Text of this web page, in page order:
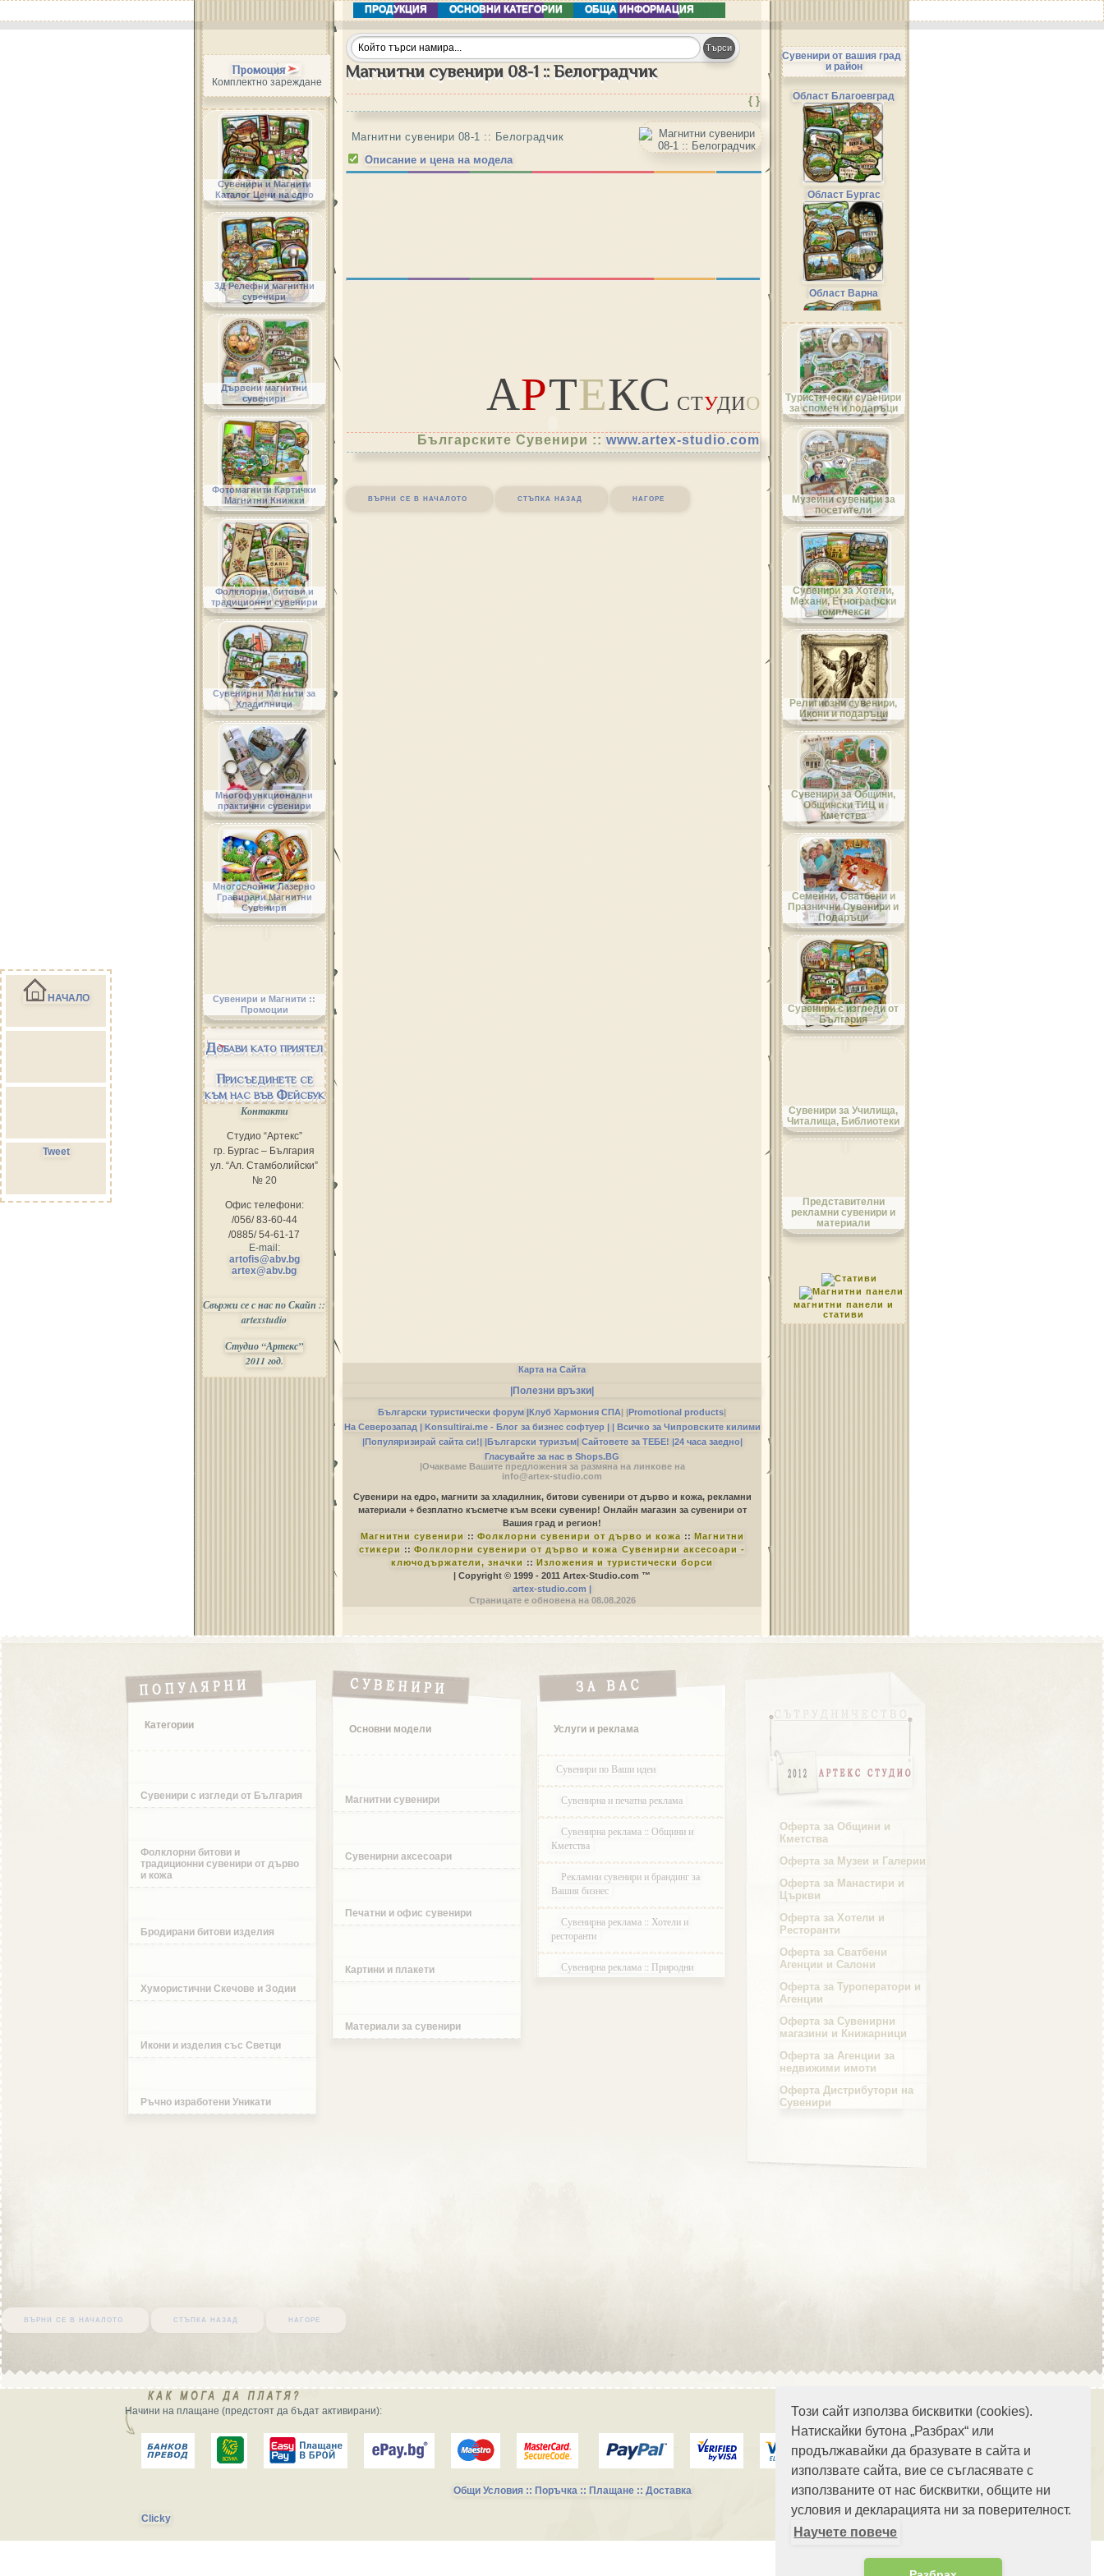
Този сайт използва бисквитки (cookies).
Натискайки бутона „Разбрах“ или
продължавайки да бразувате в сайта и
използвате сайта, вие се съгласявате с
използваните от нас бисквитки, общите ни
условия и декларацията ни за поверителност.
Научете повече
ПРОДУКЦИЯ ОСНОВНИ КАТЕГОРИИ ОБЩА ИНФОРМАЦИЯ
Магнитни сувенири 08-1 :: Белоградчик
{ }
Магнитни сувенири 08-1 :: Белоградчик
Описание и цена на модела
АРТЕКС СТУДИО
Българските Сувенири :: www.artex-studio.com
върни се в началото стъпка назад нагоре
Промоция
Комплектно зареждане
Сувенири и Магнити
Каталог Цени на едро
3Д Релефни магнитни
сувенири
Дървени магнитни
сувенири
Фотомагнити Картички
Магнитни Книжки
Фолклорни, битови и
традиционни сувенири
Сувенирни Магнити за
Хладилници
Многофункционални
практични сувенири
Многослойни Лазерно
Гравирани Магнитни
Сувенири
Сувенири и Магнити ::
Промоции
Добави като приятел
Присъединете се
към нас във Фейсбук
Контакти
Студио “Артекс”
гр. Бургас – България
ул. “Ал. Стамболийски”
№ 20
Офис телефони:
/056/ 83-60-44
/0885/ 54-61-17
E-mail:
artofis@abv.bg
artex@abv.bg
Свържи се с нас по Скайп ::
artexstudio
Студио “Артекс”
2011 год.
Сувенири от вашия град
и район
Област Благоевград
Област Бургас
Област Варна
Област Велико Търново
Област Видин
Област Враца
Област Габрово
Област Добрич
Област Кърджали
Област Кюстендил
Област Пазарджик
Област Русе
Област Силистра
Област Сливен
Област Смолян
Област София
Област Хасково
Област Шумен
Туристически сувенири
за спомен и подаръци
Музейни сувенири за
посетители
Сувенири за Хотели,
Механи, Етнографски
комплекси
Религиозни сувенири,
Икони и подаръци
Сувенири за Общини,
Общински ТИЦ и
Кметства
Семейни, Сватбени и
Празнични Сувенири и
Подаръци
Сувенири с изгледи от
България
Сувенири за Училища,
Читалища, Библиотеки
Представителни
рекламни сувенири и
материали
магнитни панели и
стативи
Карта на Сайта
|Полезни връзки|
Български туристически форум |Клуб Хармония СПА| |Promotional products|
На Северозапад | Konsultirai.me - Блог за бизнес софтуер | | Всичко за Чипровските килими
|Популяризирай сайта си!| |Български туризъм| Сайтовете за ТЕБЕ! |24 часа заедно|
Гласувайте за нас в Shops.BG
|Очакваме Вашите предложения за размяна на линкове на
info@artex-studio.com
Сувенири на едро, магнити за хладилник, битови сувенири от дърво и кожа, рекламни
материали + безплатно късметче към всеки сувенир! Онлайн магазин за сувенири от
Вашия град и регион!
Магнитни сувенири :: Фолклорни сувенири от дърво и кожа :: Магнитни
стикери :: Фолклорни сувенири от дърво и кожа Сувенирни аксесоари -
ключодържатели, значки :: Изложения и туристически борси
| Copyright © 1999 - 2011 Artex-Studio.com ™
artex-studio.com |
Страницате е обновена на 08.08.2026
Категории
Сувенири с изгледи от България
Фолклорни битови и
традиционни сувенири от дърво
и кожа
Бродирани битови изделия
Хумористични Скечове и Зодии
Икони и изделия със Светци
Ръчно изработени Уникати
Основни модели
Магнитни сувенири
Сувенирни аксесоари
Печатни и офис сувенири
Картини и плакети
Материали за сувенири
Услуги и реклама
Сувенири по Ваши идеи
Сувенирна и печатна реклама
Сувенирна реклама :: Общини и
Кметства
Рекламни сувенири и брандинг за
Вашия бизнес
Сувенирна реклама :: Хотели и
ресторанти
Сувенирна реклама :: Природни
паркове и Резервати
Оферта за Общини и
Кметства
Оферта за Музеи и Галерии
Оферта за Манастири и
Църкви
Оферта за Хотели и
Ресторанти
Оферта за Сватбени
Агенции и Салони
Оферта за Туроператори и
Агенции
Оферта за Сувенирни
магазини и Книжарници
Оферта за Агенции за
недвижими имоти
Оферта Дистрибутори на
Сувенири
върни се в началото стъпка назад нагоре
Начини на плащане (предстоят да бъдат активирани):
Общи Условия :: Поръчка :: Плащане :: Доставка
Clicky
НАЧАЛО
Tweet